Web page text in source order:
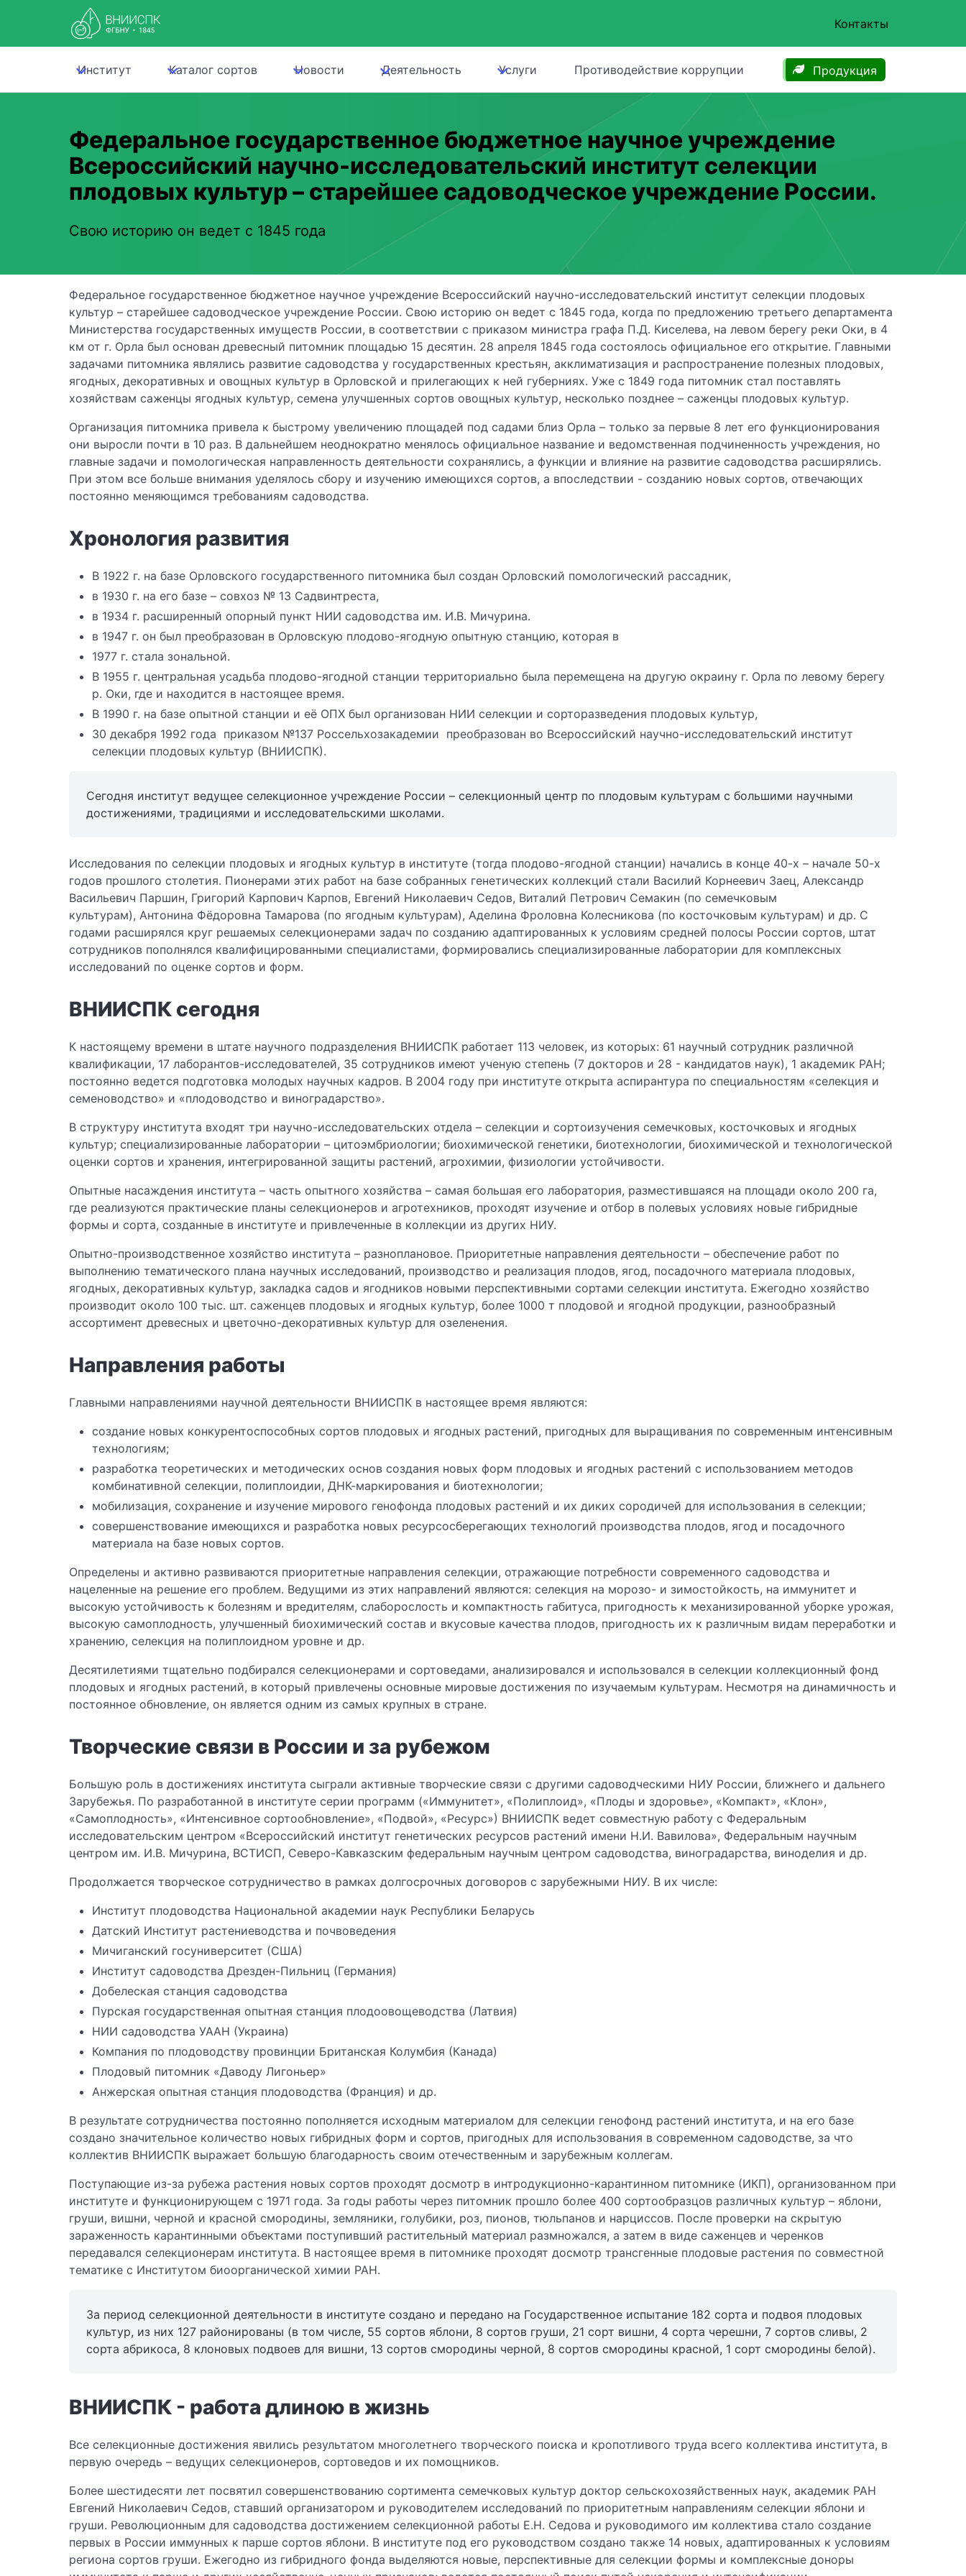
Контакты
Институт Каталог сортов Новости Деятельность Услуги Противодействие коррупции Продукция
Федеральное государственное бюджетное научное учреждение
Всероссийский научно-исследовательский институт селекции
плодовых культур – старейшее садоводческое учреждение России.
Свою историю он ведет с 1845 года
Федеральное государственное бюджетное научное учреждение Всероссийский научно-исследовательский институт селекции плодовых
культур – старейшее садоводческое учреждение России. Свою историю он ведет с 1845 года, когда по предложению третьего департамента
Министерства государственных имуществ России, в соответствии с приказом министра графа П.Д. Киселева, на левом берегу реки Оки, в 4
км от г. Орла был основан древесный питомник площадью 15 десятин. 28 апреля 1845 года состоялось официальное его открытие. Главными
задачами питомника являлись развитие садоводства у государственных крестьян, акклиматизация и распространение полезных плодовых,
ягодных, декоративных и овощных культур в Орловской и прилегающих к ней губерниях. Уже с 1849 года питомник стал поставлять
хозяйствам саженцы ягодных культур, семена улучшенных сортов овощных культур, несколько позднее – саженцы плодовых культур.
Организация питомника привела к быстрому увеличению площадей под садами близ Орла – только за первые 8 лет его функционирования
они выросли почти в 10 раз. В дальнейшем неоднократно менялось официальное название и ведомственная подчиненность учреждения, но
главные задачи и помологическая направленность деятельности сохранялись, а функции и влияние на развитие садоводства расширялись.
При этом все больше внимания уделялось сбору и изучению имеющихся сортов, а впоследствии - созданию новых сортов, отвечающих
постоянно меняющимся требованиям садоводства.
Хронология развития
В 1922 г. на базе Орловского государственного питомника был создан Орловский помологический рассадник,
в 1930 г. на его базе – совхоз № 13 Садвинтреста,
в 1934 г. расширенный опорный пункт НИИ садоводства им. И.В. Мичурина.
в 1947 г. он был преобразован в Орловскую плодово-ягодную опытную станцию, которая в
1977 г. стала зональной.
В 1955 г. центральная усадьба плодово-ягодной станции территориально была перемещена на другую окраину г. Орла по левому берегу
р. Оки, где и находится в настоящее время.
В 1990 г. на базе опытной станции и её ОПХ был организован НИИ селекции и сорторазведения плодовых культур,
30 декабря 1992 года приказом №137 Россельхозакадемии преобразован во Всероссийский научно-исследовательский институт
селекции плодовых культур (ВНИИСПК).
Сегодня институт ведущее селекционное учреждение России – селекционный центр по плодовым культурам с большими научными
достижениями, традициями и исследовательскими школами.
Исследования по селекции плодовых и ягодных культур в институте (тогда плодово-ягодной станции) начались в конце 40-х – начале 50-х
годов прошлого столетия. Пионерами этих работ на базе собранных генетических коллекций стали Василий Корнеевич Заец, Александр
Васильевич Паршин, Григорий Карпович Карпов, Евгений Николаевич Седов, Виталий Петрович Семакин (по семечковым
культурам), Антонина Фёдоровна Тамарова (по ягодным культурам), Аделина Фроловна Колесникова (по косточковым культурам) и др. С
годами расширялся круг решаемых селекционерами задач по созданию адаптированных к условиям средней полосы России сортов, штат
сотрудников пополнялся квалифицированными специалистами, формировались специализированные лаборатории для комплексных
исследований по оценке сортов и форм.
ВНИИСПК сегодня
К настоящему времени в штате научного подразделения ВНИИСПК работает 113 человек, из которых: 61 научный сотрудник различной
квалификации, 17 лаборантов-исследователей, 35 сотрудников имеют ученую степень (7 докторов и 28 - кандидатов наук), 1 академик РАН;
постоянно ведется подготовка молодых научных кадров. В 2004 году при институте открыта аспирантура по специальностям «селекция и
семеноводство» и «плодоводство и виноградарство».
В структуру института входят три научно-исследовательских отдела – селекции и сортоизучения семечковых, косточковых и ягодных
культур; специализированные лаборатории – цитоэмбриологии; биохимической генетики, биотехнологии, биохимической и технологической
оценки сортов и хранения, интегрированной защиты растений, агрохимии, физиологии устойчивости.
Опытные насаждения института – часть опытного хозяйства – самая большая его лаборатория, разместившаяся на площади около 200 га,
где реализуются практические планы селекционеров и агротехников, проходят изучение и отбор в полевых условиях новые гибридные
формы и сорта, созданные в институте и привлеченные в коллекции из других НИУ.
Опытно-производственное хозяйство института – разноплановое. Приоритетные направления деятельности – обеспечение работ по
выполнению тематического плана научных исследований, производство и реализация плодов, ягод, посадочного материала плодовых,
ягодных, декоративных культур, закладка садов и ягодников новыми перспективными сортами селекции института. Ежегодно хозяйство
производит около 100 тыс. шт. саженцев плодовых и ягодных культур, более 1000 т плодовой и ягодной продукции, разнообразный
ассортимент древесных и цветочно-декоративных культур для озеленения.
Направления работы
Главными направлениями научной деятельности ВНИИСПК в настоящее время являются:
создание новых конкурентоспособных сортов плодовых и ягодных растений, пригодных для выращивания по современным интенсивным
технологиям;
разработка теоретических и методических основ создания новых форм плодовых и ягодных растений с использованием методов
комбинативной селекции, полиплоидии, ДНК-маркирования и биотехнологии;
мобилизация, сохранение и изучение мирового генофонда плодовых растений и их диких сородичей для использования в селекции;
совершенствование имеющихся и разработка новых ресурсосберегающих технологий производства плодов, ягод и посадочного
материала на базе новых сортов.
Определены и активно развиваются приоритетные направления селекции, отражающие потребности современного садоводства и
нацеленные на решение его проблем. Ведущими из этих направлений являются: селекция на морозо- и зимостойкость, на иммунитет и
высокую устойчивость к болезням и вредителям, слаборослость и компактность габитуса, пригодность к механизированной уборке урожая,
высокую самоплодность, улучшенный биохимический состав и вкусовые качества плодов, пригодность их к различным видам переработки и
хранению, селекция на полиплоидном уровне и др.
Десятилетиями тщательно подбирался селекционерами и сортоведами, анализировался и использовался в селекции коллекционный фонд
плодовых и ягодных растений, в который привлечены основные мировые достижения по изучаемым культурам. Несмотря на динамичность и
постоянное обновление, он является одним из самых крупных в стране.
Творческие связи в России и за рубежом
Большую роль в достижениях института сыграли активные творческие связи с другими садоводческими НИУ России, ближнего и дальнего
Зарубежья. По разработанной в институте серии программ («Иммунитет», «Полиплоид», «Плоды и здоровье», «Компакт», «Клон»,
«Самоплодность», «Интенсивное сортообновление», «Подвой», «Ресурс») ВНИИСПК ведет совместную работу с Федеральным
исследовательским центром «Всероссийский институт генетических ресурсов растений имени Н.И. Вавилова», Федеральным научным
центром им. И.В. Мичурина, ВСТИСП, Северо-Кавказским федеральным научным центром садоводства, виноградарства, виноделия и др.
Продолжается творческое сотрудничество в рамках долгосрочных договоров с зарубежными НИУ. В их числе:
Институт плодоводства Национальной академии наук Республики Беларусь
Датский Институт растениеводства и почвоведения
Мичиганский госуниверситет (США)
Институт садоводства Дрезден-Пильниц (Германия)
Добелеская станция садоводства
Пурская государственная опытная станция плодоовощеводства (Латвия)
НИИ садоводства УААН (Украина)
Компания по плодоводству провинции Британская Колумбия (Канада)
Плодовый питомник «Даводу Лигоньер»
Анжерская опытная станция плодоводства (Франция) и др.
В результате сотрудничества постоянно пополняется исходным материалом для селекции генофонд растений института, и на его базе
создано значительное количество новых гибридных форм и сортов, пригодных для использования в современном садоводстве, за что
коллектив ВНИИСПК выражает большую благодарность своим отечественным и зарубежным коллегам.
Поступающие из-за рубежа растения новых сортов проходят досмотр в интродукционно-карантинном питомнике (ИКП), организованном при
институте и функционирующем с 1971 года. За годы работы через питомник прошло более 400 сортообразцов различных культур – яблони,
груши, вишни, черной и красной смородины, земляники, голубики, роз, пионов, тюльпанов и нарциссов. После проверки на скрытую
зараженность карантинными объектами поступивший растительный материал размножался, а затем в виде саженцев и черенков
передавался селекционерам института. В настоящее время в питомнике проходят досмотр трансгенные плодовые растения по совместной
тематике с Институтом биоорганической химии РАН.
За период селекционной деятельности в институте создано и передано на Государственное испытание 182 сорта и подвоя плодовых
культур, из них 127 районированы (в том числе, 55 сортов яблони, 8 сортов груши, 21 сорт вишни, 4 сорта черешни, 7 сортов сливы, 2
сорта абрикоса, 8 клоновых подвоев для вишни, 13 сортов смородины черной, 8 сортов смородины красной, 1 сорт смородины белой).
ВНИИСПК - работа длиною в жизнь
Все селекционные достижения явились результатом многолетнего творческого поиска и кропотливого труда всего коллектива института, в
первую очередь – ведущих селекционеров, сортоведов и их помощников.
Более шестидесяти лет посвятил совершенствованию сортимента семечковых культур доктор сельскохозяйственных наук, академик РАН
Евгений Николаевич Седов, ставший организатором и руководителем исследований по приоритетным направлениям селекции яблони и
груши. Революционным для садоводства достижением селекционной работы Е.Н. Седова и руководимого им коллектива стало создание
первых в России иммунных к парше сортов яблони. В институте под его руководством создано также 14 новых, адаптированных к условиям
региона сортов груши. Ежегодно из гибридного фонда выделяются новые, перспективные для селекции формы и комплексные доноры